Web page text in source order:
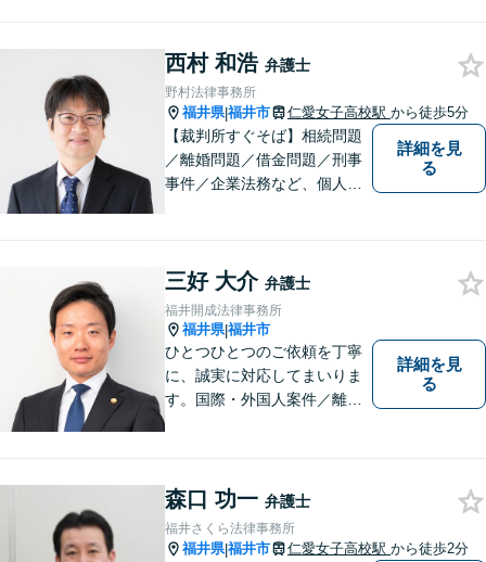
幅広く対応可能。【明確な料
金体系】法律トラブルでお悩
むの方は、お気軽にご相談く
ださい。
西村 和浩 弁護士
野村法律事務所
福井県|福井市 仁愛女子高校駅 から徒歩5分
【裁判所すぐそば】相続問題
／離婚問題／借金問題／刑事
事件／企業法務など、個人・
お気軽にご相談ください。
【法テラス利用可】【完全個
室】【夜間・休日面談可】
詳細を見
る
三好 大介 弁護士
福井開成法律事務所
福井県|福井市
ひとつひとつのご依頼を丁寧
に、誠実に対応してまいりま
す。国際・外国人案件／離
故／刑事弁護・犯罪被害者な
ど、幅広く対応可能。お気軽
にご相談ください。
詳細を見
る
森口 功一 弁護士
福井さくら法律事務所
福井県|福井市 仁愛女子高校駅 から徒歩2分